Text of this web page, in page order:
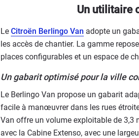
Un utilitaire
Le Citroën Berlingo Van adopte un
les accès de chantier. La gamme
places configurables et un espace de
Un gabarit optimisé pour la ville
Le Berlingo Van propose un gabarit
facile à manœuvrer dans les rues
Van offre un volume exploitable de 3,3
avec la Cabine Extenso, avec une